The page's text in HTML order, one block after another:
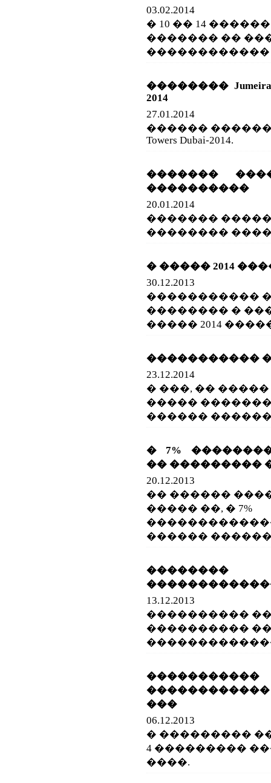
03.02.2014
� 10 �� 14
������� ��
������������
�������� Jumeirah
2014
27.01.2014
������ ��������
Towers Dubai-2014.
�������
����������
20.01.2014
�������
��������
� ����� 2014
30.12.2013
�����������
�������� �
����� 2014
�����������
23.12.2014
� ���, ��
�����
������
� 7%
�� ���������
20.12.2013
�� ������
����� ��, � 7%
������
13.12.2013
����������
����������
���
06.12.2013
� ���������
4 ���������
����.